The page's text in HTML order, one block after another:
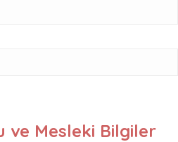
ve Mesleki Bilgiler